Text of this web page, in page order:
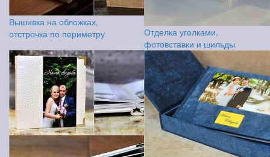
Вышивка на обложках,
отстрочка по периметру
Отделка уголками,
фотовставки и шильды